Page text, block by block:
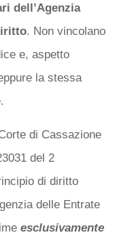
dell’Agenzia
. Non vincolano
e, aspetto
la stessa
di Cassazione
del 2
di diritto
delle Entrate
esclusivamente